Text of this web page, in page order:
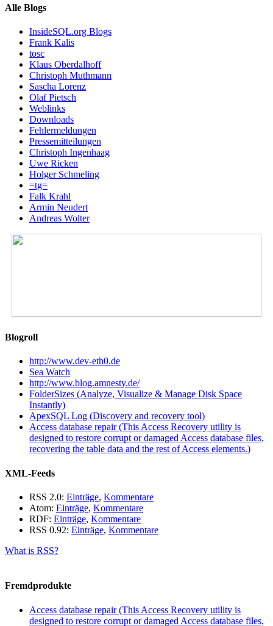
Alle Blogs
InsideSQL.org Blogs
Frank Kalis
tosc
Klaus Oberdalhoff
Christoph Muthmann
Sascha Lorenz
Olaf Pietsch
Weblinks
Downloads
Fehlermeldungen
Pressemitteilungen
Christoph Ingenhaag
Uwe Ricken
Holger Schmeling
=tg=
Falk Krahl
Armin Neudert
Andreas Wolter
Blogroll
http://www.dev-eth0.de
Sea Watch
http://www.blog.amnesty.de/
FolderSizes (Analyze, Visualize & Manage Disk Space
Instantly)
ApexSQL Log (Discovery and recovery tool)
Access database repair (This Access Recovery utility is
designed to restore corrupt or damaged Access database files,
recovering the table data and the rest of Access elements.)
XML-Feeds
RSS 2.0: Einträge, Kommentare
Atom: Einträge, Kommentare
RDF: Einträge, Kommentare
RSS 0.92: Einträge, Kommentare
What is RSS?
Fremdprodukte
Access database repair (This Access Recovery utility is
designed to restore corrupt or damaged Access database files,